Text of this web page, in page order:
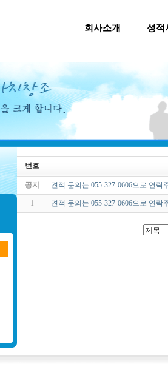
회사소개 성적
번호
공지 견적 문의는 055-327-0606으로 연락
1 견적 문의는 055-327-0606으로 연락